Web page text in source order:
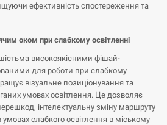
ефективність спостереження та
оком при слабкому освітленні
високоякісними фішай-
для роботи при слабкому
візуальне позиціонування та
умовах освітлення. Це дозволяє
інтелектуальну зміну маршруту
слабкого освітлення в міському